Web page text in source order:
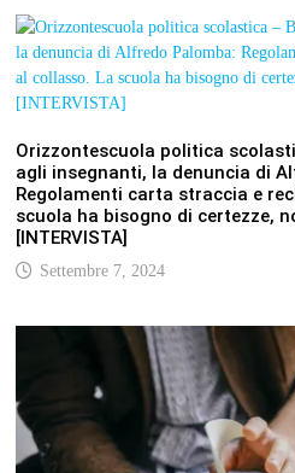
Orizzontescuola politica
agli insegnanti, la denuncia di
Regolamenti carta straccia e
scuola ha bisogno di certezze,
[INTERVISTA]
Settembre 7, 2024